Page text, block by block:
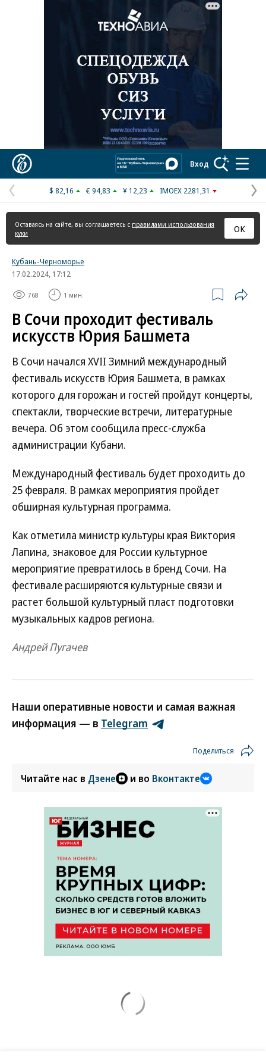
Реклама в «Ъ» www.kommersant.ru/ad
Вход
Предыдущая
страница
$ 82,16 € 94,83 ¥ 12,23 IMOEX 2281,31
Оставаясь на сайте, вы соглашаетесь с правилами использования
куки
ОК
Кубань-Черноморье
17.02.2024, 17:12
768 1 мин.
В Сочи проходит фестиваль
искусств Юрия Башмета
В Сочи начался XVII Зимний международный
фестиваль искусств Юрия Башмета, в рамках
которого для горожан и гостей пройдут концерты,
спектакли, творческие встречи, литературные
вечера. Об этом сообщила пресс-служба
администрации Кубани.
Международный фестиваль будет проходить до
25 февраля. В рамках мероприятия пройдет
обширная культурная программа.
Как отметила министр культуры края Виктория
Лапина, знаковое для России культурное
мероприятие превратилось в бренд Сочи. На
фестивале расширяются культурные связи и
растет большой культурный пласт подготовки
музыкальных кадров региона.
Андрей Пугачев
Наши оперативные новости и самая важная
информация — в Telegram
Поделиться
Читайте нас в Дзене и во Вконтакте